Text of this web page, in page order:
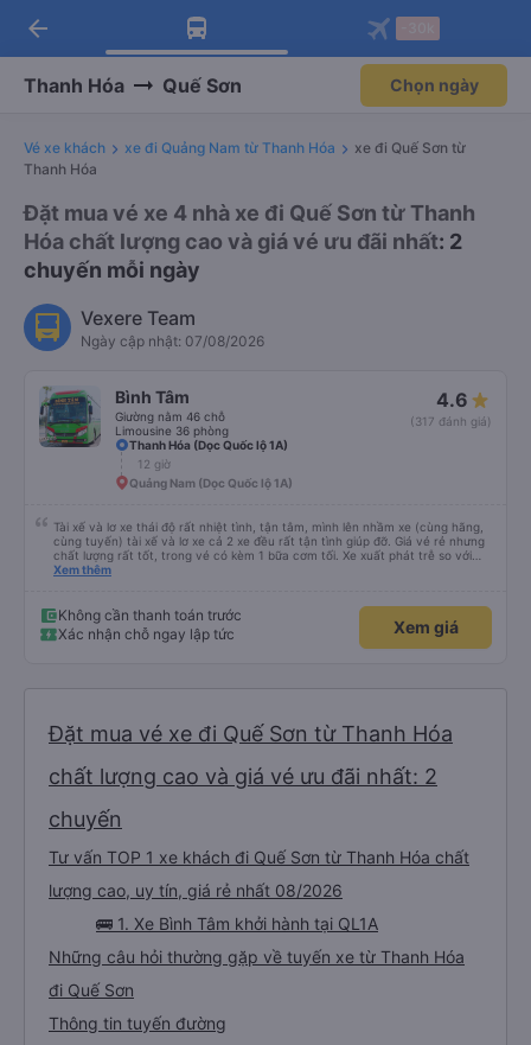
Tải app Vexere ngay!
Nhận ưu đãi thành viên độc
Mở app
Tải app Vexere
-30k/ghế khi đặt vé máy bay qua
Mở app
arrow_back
Thanh Hóa Quế Sơn Chọn ngày
Vé xe khách xe đi Quảng Nam từ Thanh Hóa
xe đi Quế Sơn từ
Thanh Hóa
Đặt mua vé xe 4 nhà xe đi Quế Sơn từ Thanh
Hóa chất lượng cao và giá vé ưu đãi nhất: 2
chuyến mỗi ngày
Vexere Team
Ngày cập nhật: 07/08/2026
Bình Tâm
Giường nằm 46 chỗ
Limousine 36 phòng
4.6
(317 đánh giá)
Thanh Hóa (Dọc Quốc lộ 1A)
12 giờ
Quảng Nam (Dọc Quốc lộ 1A)
Tài xế và lơ xe thái độ rất nhiệt tình, tận tâm, mình lên nhầm xe (cùng hãng,
cùng tuyến) tài xế và lơ xe cả 2 xe đều rất tận tình giúp đỡ. Giá vé rẻ nhưng
chất lượng rất tốt, trong vé có kèm 1 bữa cơm tối. Xe xuất phát trễ so với
trên app 45p, nhưng do bão nên trời mưa rất to, có thể thông cảm được.
Xem thêm
Không cần thanh toán trước
Xác nhận chỗ ngay lập tức
Xem giá
Đặt mua vé xe đi Quế Sơn từ Thanh Hóa
chất lượng cao và giá vé ưu đãi nhất: 2
chuyến
Tư vấn TOP 1 xe khách đi Quế Sơn từ Thanh Hóa chất
lượng cao, uy tín, giá rẻ nhất 08/2026
🚌 1. Xe Bình Tâm khởi hành tại QL1A
Những câu hỏi thường gặp về tuyến xe từ Thanh Hóa
đi Quế Sơn
Thông tin tuyến đường